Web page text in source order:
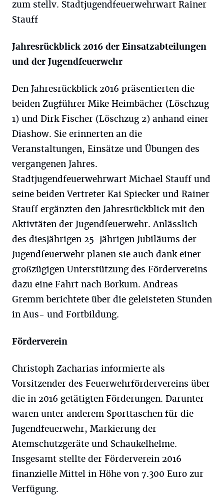
zum stellv. Stadtjugendfeuerwehrwart Rainer
Stauff
Jahresrückblick 2016 der Einsatzabteilungen
und der Jugendfeuerwehr
Den Jahresrückblick 2016 präsentierten die
beiden Zugführer Mike Heimbächer (Löschzug
1) und Dirk Fischer (Löschzug 2) anhand einer
Diashow. Sie erinnerten an die
Veranstaltungen, Einsätze und Übungen des
vergangenen Jahres.
Stadtjugendfeuerwehrwart Michael Stauff und
seine beiden Vertreter Kai Spiecker und Rainer
Stauff ergänzten den Jahresrückblick mit den
Aktivtäten der Jugendfeuerwehr. Anlässlich
des diesjährigen 25-jährigen Jubiläums der
Jugendfeuerwehr planen sie auch dank einer
großzügigen Unterstützung des Fördervereins
dazu eine Fahrt nach Borkum. Andreas
Gremm berichtete über die geleisteten Stunden
in Aus- und Fortbildung.
Förderverein
Christoph Zacharias informierte als
Vorsitzender des Feuerwehrfördervereins über
die in 2016 getätigten Förderungen. Darunter
waren unter anderem Sporttaschen für die
Jugendfeuerwehr, Markierung der
Atemschutzgeräte und Schaukelhelme.
Insgesamt stellte der Förderverein 2016
finanzielle Mittel in Höhe von 7.300 Euro zur
Verfügung.